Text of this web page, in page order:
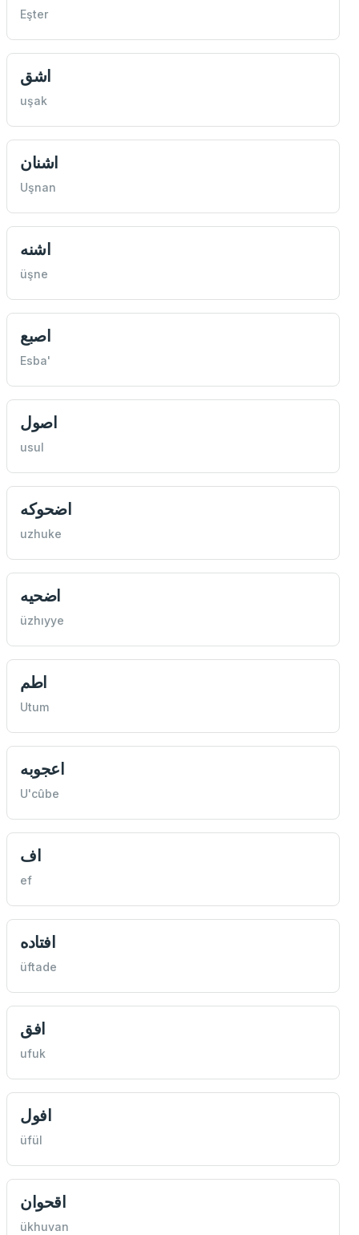
Eşter
اشق
uşak
اشنان
Uşnan
اشنه
üşne
اصبع
Esba'
اصول
usul
اضحوكه
uzhuke
اضحيه
üzhıyye
اطم
Utum
اعجوبه
U'cûbe
اف
ef
افتاده
üftade
افق
ufuk
افول
üfül
اقحوان
ükhuvan